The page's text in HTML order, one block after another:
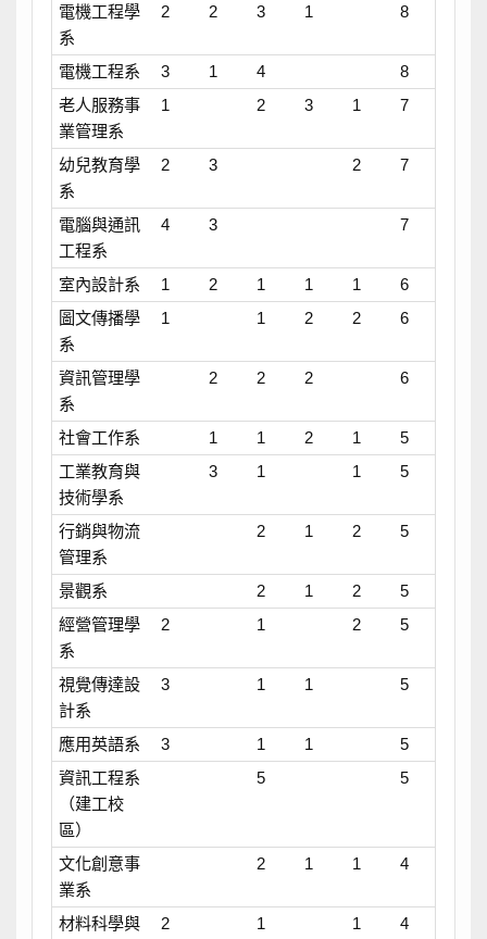
電機工程學
系
2 2 3 1 8
電機工程系 3 1 4
8
老人服務事
業管理系
1 2 3 1 7
幼兒教育學
系
2 3 2 7
電腦與通訊
工程系
4 3 7
室內設計系 1 2 1 1 1
6
圖文傳播學
系
1 1 2 2 6
資訊管理學
系
2 2 2 6
社會工作系 1 1 2 1
5
工業教育與
技術學系
3 1 1 5
行銷與物流
管理系
2 1 2 5
景觀系 2 1 2
5
經營管理學
系
2 1 2 5
視覺傳達設
計系
3 1 1 5
應用英語系 3 1 1
5
資訊工程系
（建工校
區）
5 5
文化創意事
業系
2 1 1 4
材料科學與
2 1 1 4